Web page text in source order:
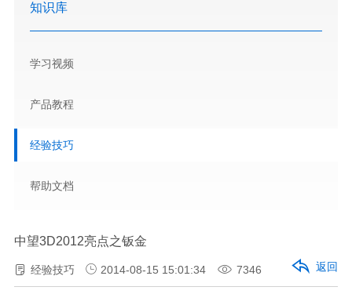
知识库
学习视频
产品教程
经验技巧
帮助文档
中望3D2012亮点之钣金
经验技巧 2014-08-15 15:01:34 7346 返回